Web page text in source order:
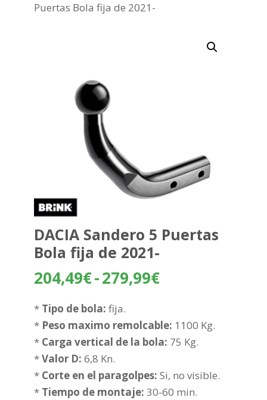
Puertas Bola fija de 2021-
DACIA Sandero 5 Puertas
Bola fija de 2021-
204,49€-279,99€Rango
desde
204,49€
279,99€
* Tipo de bola: fija.
* Peso maximo remolcable: 1100 Kg.
* Carga vertical de la bola: 75 Kg.
*Valor D: 6,8 Kn.
* Corte en el paragolpes: Si, no visible.
* Tiempo de montaje: 30-60 min.